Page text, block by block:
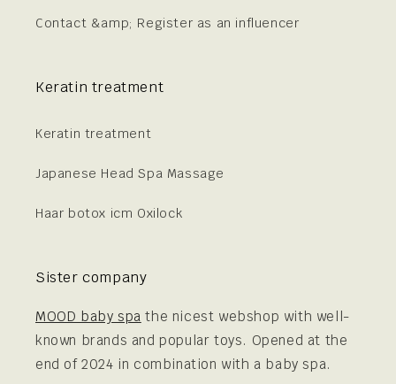
Contact &amp; Register as an influencer
Keratin treatment
Keratin treatment
Japanese Head Spa Massage
Haar botox icm Oxilock
Sister company
MOOD baby spa the nicest webshop with well-
known brands and popular toys. Opened at the
end of 2024 in combination with a baby spa.